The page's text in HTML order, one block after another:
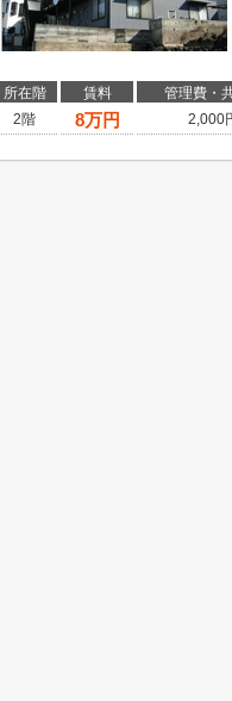
所在階 賃料 管理費・
2階
8万円 2,000